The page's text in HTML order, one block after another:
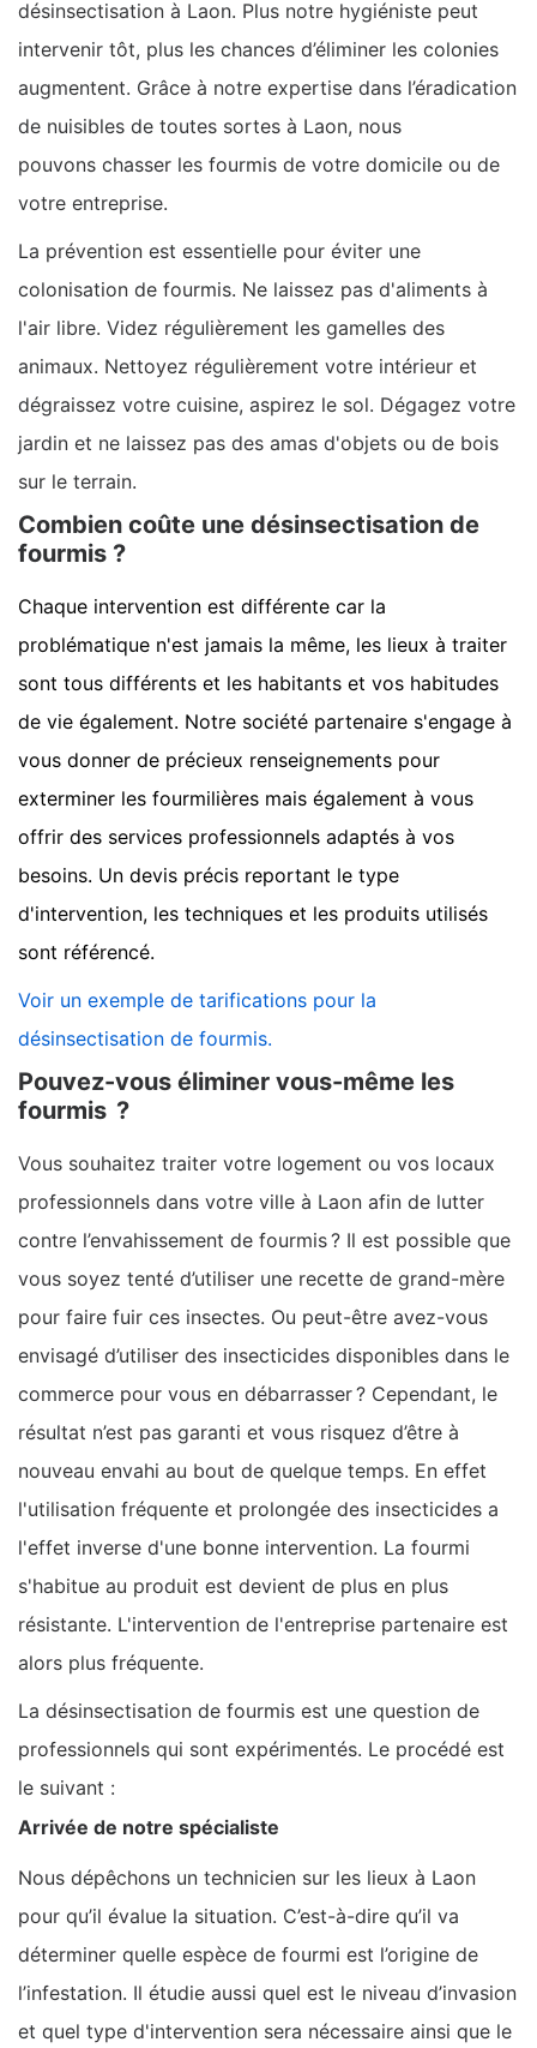
désinsectisation à Laon. Plus notre hygiéniste peut
intervenir tôt, plus les chances d’éliminer les colonies
augmentent. Grâce à notre expertise dans l’éradication
de nuisibles de toutes sortes à Laon, nous
pouvons chasser les fourmis de votre domicile ou de
votre entreprise.
La prévention est essentielle pour éviter une
colonisation de fourmis. Ne laissez pas d'aliments à
l'air libre. Videz régulièrement les gamelles des
animaux. Nettoyez régulièrement votre intérieur et
dégraissez votre cuisine, aspirez le sol. Dégagez votre
jardin et ne laissez pas des amas d'objets ou de bois
sur le terrain.
Combien coûte une désinsectisation de
fourmis ?
Chaque intervention est différente car la
problématique n'est jamais la même, les lieux à traiter
sont tous différents et les habitants et vos habitudes
de vie également. Notre société partenaire s'engage à
vous donner de précieux renseignements pour
exterminer les fourmilières mais également à vous
offrir des services professionnels adaptés à vos
besoins. Un devis précis reportant le type
d'intervention, les techniques et les produits utilisés
sont référencé.
Voir un exemple de tarifications pour la
désinsectisation de fourmis.
Pouvez-vous éliminer vous-même les
fourmis ?
Vous souhaitez traiter votre logement ou vos locaux
professionnels dans votre ville à Laon afin de lutter
contre l’envahissement de fourmis ? Il est possible que
vous soyez tenté d’utiliser une recette de grand-mère
pour faire fuir ces insectes. Ou peut-être avez-vous
envisagé d’utiliser des insecticides disponibles dans le
commerce pour vous en débarrasser ? Cependant, le
résultat n’est pas garanti et vous risquez d’être à
nouveau envahi au bout de quelque temps. En effet
l'utilisation fréquente et prolongée des insecticides a
l'effet inverse d'une bonne intervention. La fourmi
s'habitue au produit est devient de plus en plus
résistante. L'intervention de l'entreprise partenaire est
alors plus fréquente.
La désinsectisation de fourmis est une question de
professionnels qui sont expérimentés. Le procédé est
le suivant :
Arrivée de notre spécialiste
Nous dépêchons un technicien sur les lieux à Laon
pour qu’il évalue la situation. C’est-à-dire qu’il va
déterminer quelle espèce de fourmi est l’origine de
l’infestation. Il étudie aussi quel est le niveau d’invasion
et quel type d'intervention sera nécessaire ainsi que le